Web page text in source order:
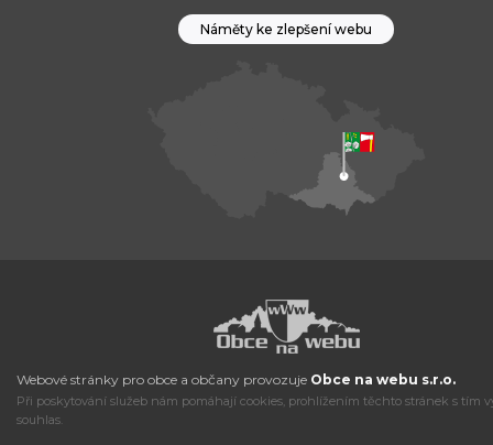
Náměty ke zlepšení webu
Webové stránky pro obce a občany provozuje Obce na webu s.r.o.
Při poskytování služeb nám pomáhají cookies, prohlížením těchto stránek s tím
souhlas.